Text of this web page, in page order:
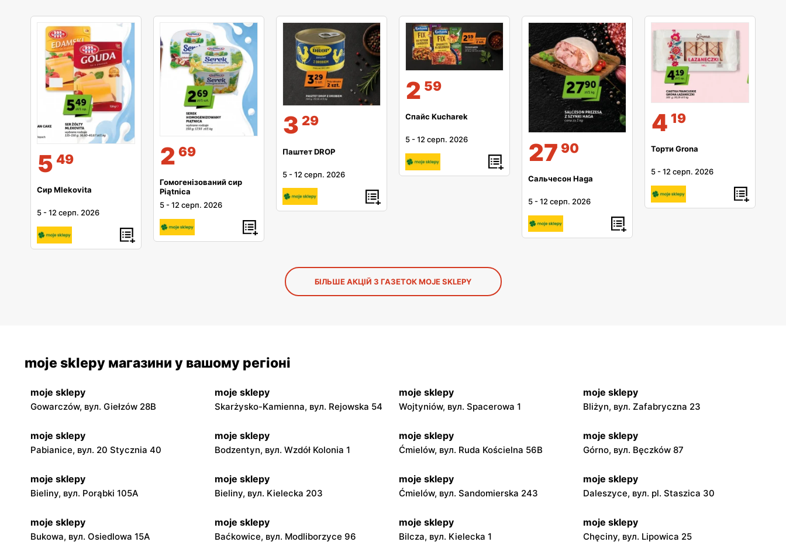
5 49
Сир Mlekovita
5 -12 серп. 2026
2 69
Гомогенізований сир
Piątnica
5 -12 серп. 2026
3 29
Паштет DROP
5 -12 серп. 2026
2 59
Спайс Kucharek
5 -12 серп. 2026 27 90
Сальчесон Haga
5 -12 серп. 2026
4 19
Торти Grona
5 -12 серп. 2026
БІЛЬШЕ АКЦІЙ З ГАЗЕТОК MOJE SKLEPY
moje sklepy магазини у вашому регіоні
moje sklepy
Gowarczów, вул. Giełzów 28B
moje sklepy
Skarżysko-Kamienna, вул. Rejowska 54
moje sklepy
Wojtyniów, вул. Spacerowa 1
moje sklepy
Bliżyn, вул. Zafabryczna 23
moje sklepy
Pabianice, вул. 20 Stycznia 40
moje sklepy
Bodzentyn, вул. Wzdół Kolonia 1
moje sklepy
Ćmielów, вул. Ruda Kościelna 56B
moje sklepy
Górno, вул. Bęczków 87
moje sklepy
Bieliny, вул. Porąbki 105A
moje sklepy
Bieliny, вул. Kielecka 203
moje sklepy
Ćmielów, вул. Sandomierska 243
moje sklepy
Daleszyce, вул. pl. Staszica 30
moje sklepy
Bukowa, вул. Osiedlowa 15A
moje sklepy
Baćkowice, вул. Modliborzyce 96
moje sklepy
Bilcza, вул. Kielecka 1
moje sklepy
Chęciny, вул. Lipowica 25